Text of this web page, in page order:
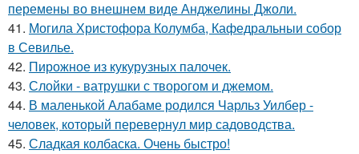
перемены во внешнем виде Анджелины Джоли.
41. Могила Христофора Колумба, Кафедральныи собор
в Севилье.
42. Пирожное из кукурузных палочек.
43. Слойки - ватрушки с творогом и джемом.
44. В маленькой Алабаме родился Чарльз Уилбер -
человек, который перевернул мир садоводства.
45. Сладкая колбаска. Очень быстро!